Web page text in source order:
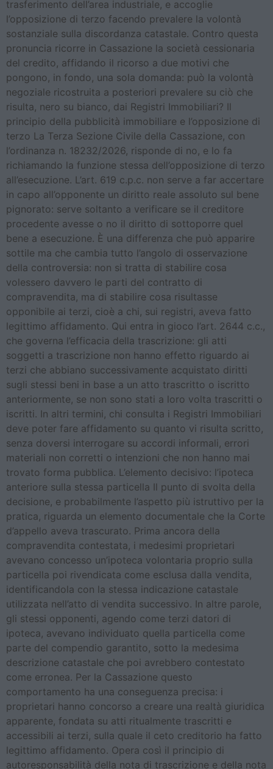
trasferimento dell’area industriale, e accoglie
l’opposizione di terzo facendo prevalere la volontà
sostanziale sulla discordanza catastale. Contro questa
pronuncia ricorre in Cassazione la società cessionaria
del credito, affidando il ricorso a due motivi che
pongono, in fondo, una sola domanda: può la volontà
negoziale ricostruita a posteriori prevalere su ciò che
risulta, nero su bianco, dai Registri Immobiliari? Il
principio della pubblicità immobiliare e l’opposizione di
terzo La Terza Sezione Civile della Cassazione, con
l’ordinanza n. 18232/2026, risponde di no, e lo fa
richiamando la funzione stessa dell’opposizione di terzo
all’esecuzione. L’art. 619 c.p.c. non serve a far accertare
in capo all’opponente un diritto reale assoluto sul bene
pignorato: serve soltanto a verificare se il creditore
procedente avesse o no il diritto di sottoporre quel
bene a esecuzione. È una differenza che può apparire
sottile ma che cambia tutto l’angolo di osservazione
della controversia: non si tratta di stabilire cosa
volessero davvero le parti del contratto di
compravendita, ma di stabilire cosa risultasse
opponibile ai terzi, cioè a chi, sui registri, aveva fatto
legittimo affidamento. Qui entra in gioco l’art. 2644 c.c.,
che governa l’efficacia della trascrizione: gli atti
soggetti a trascrizione non hanno effetto riguardo ai
terzi che abbiano successivamente acquistato diritti
sugli stessi beni in base a un atto trascritto o iscritto
anteriormente, se non sono stati a loro volta trascritti o
iscritti. In altri termini, chi consulta i Registri Immobiliari
deve poter fare affidamento su quanto vi risulta scritto,
senza doversi interrogare su accordi informali, errori
materiali non corretti o intenzioni che non hanno mai
trovato forma pubblica. L’elemento decisivo: l’ipoteca
anteriore sulla stessa particella Il punto di svolta della
decisione, e probabilmente l’aspetto più istruttivo per la
pratica, riguarda un elemento documentale che la Corte
d’appello aveva trascurato. Prima ancora della
compravendita contestata, i medesimi proprietari
avevano concesso un’ipoteca volontaria proprio sulla
particella poi rivendicata come esclusa dalla vendita,
identificandola con la stessa indicazione catastale
utilizzata nell’atto di vendita successivo. In altre parole,
gli stessi opponenti, agendo come terzi datori di
ipoteca, avevano individuato quella particella come
parte del compendio garantito, sotto la medesima
descrizione catastale che poi avrebbero contestato
come erronea. Per la Cassazione questo
comportamento ha una conseguenza precisa: i
proprietari hanno concorso a creare una realtà giuridica
apparente, fondata su atti ritualmente trascritti e
accessibili ai terzi, sulla quale il ceto creditorio ha fatto
legittimo affidamento. Opera così il principio di
autoresponsabilità della nota di trascrizione e della nota